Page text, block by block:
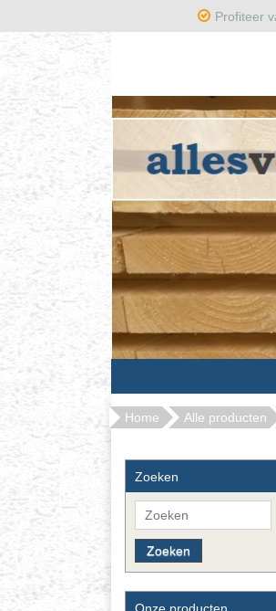
Profiteer
Home Alle producten
Zoeken
Zoeken
Onze producten